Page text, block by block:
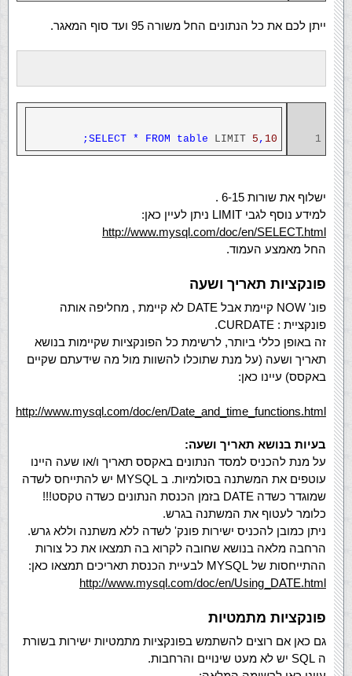
ייתן לכם את כל הנתונים החל משורה 95 ועד סוף המאגר.
1
SELECT * FROM table LIMIT 5 , 10
;
ישלוף את שורות 6-15 .
למידע נוסף לגבי LIMIT ניתן לעיין כאן:
http://www.mysql.com/doc/en/SELECT.html
החל מאמצע העמוד.
פונקציות תאריך ושעה
פונ' NOW קיימת אבל DATE לא קיימת , מחליפה אותה
פונקציית : CURDATE.
זה באופן כללי ביותר, לרשימת כל הפונקציות שקיימות בנושא
תאריך ושעה (על מנת שתוכלו להשוות מול מה שידעתם שקיים
באקסס) עיינו כאן:
http://www.mysql.com/doc/en/Date_and_time_functions.html
בעיות בנושא תאריך ושעה:
על מנת להכניס למסד הנתונים באקסס תאריך ו/או שעה היינו
עוטפים את המשתנה בסולמיות. ב MYSQL יש להתייחס לשדה
שמוגדר כשדה DATE בזמן הכנסת הנתונים כשדה טקסט!!!
כלומר לעטוף את המשתנה בגרש.
ניתן כמובן להכניס ישירות פונק' לשדה ללא משתנה וללא גרש.
הרחבה מלאה בנושא שחובה לקרוא בה תמצאו את כל צורות
ההתייחסות של MYSQL לבעיית הכנסת תאריכים תמצאו כאן:
http://www.mysql.com/doc/en/Using_DATE.html
פונקציות מתמטיות
גם כאן אם רוצים להשתמש בפונקציות מתמטיות ישירות בשורת
ה SQL יש לא מעט שינויים והרחבות.